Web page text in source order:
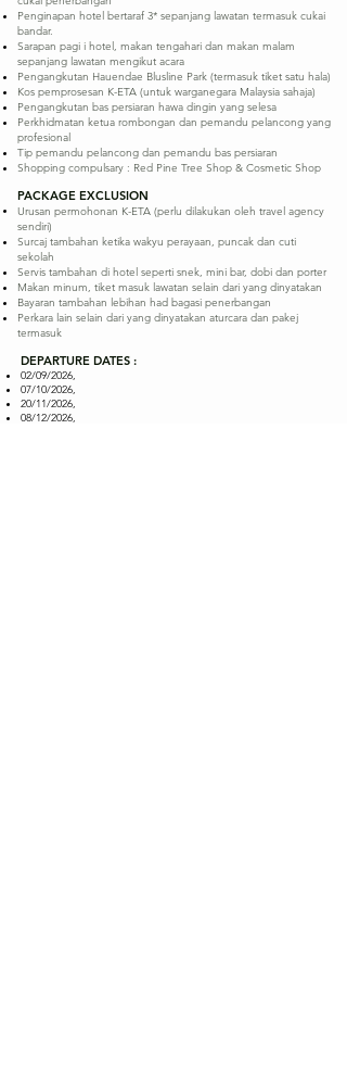
Penginapan hotel bertaraf 3* sepanjang lawatan termasuk cukai
bandar.
Sarapan pagi i hotel, makan tengahari dan makan malam
sepanjang lawatan mengikut acara
Pengangkutan Hauendae Blusline Park (termasuk tiket satu hala)
Kos pemprosesan K-ETA (untuk warganegara Malaysia sahaja)
Pengangkutan bas persiaran hawa dingin yang selesa
Perkhidmatan ketua rombongan dan pemandu pelancong yang
profesional
Tip pemandu pelancong dan pemandu bas persiaran
Shopping compulsary : Red Pine Tree Shop & Cosmetic Shop
PACKAGE EXCLUSION
Urusan permohonan K-ETA (perlu dilakukan oleh travel agency
sendiri)
Surcaj tambahan ketika wakyu perayaan, puncak dan cuti
sekolah​
Servis tambahan di hotel seperti snek, mini bar, dobi dan porter
Makan minum, tiket masuk lawatan selain dari yang dinyatakan
Bayaran tambahan lebihan had bagasi penerbangan
Perkara lain selain dari yang dinyatakan aturcara dan pakej
termasuk
DEPARTURE DATES :
02/09/2026,
07/10/2026,
20/11/2026,
08/12/2026,